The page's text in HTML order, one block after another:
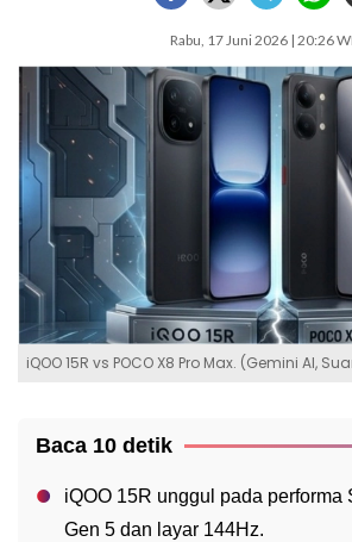
Rabu, 17 Juni 2026 | 20:26
iQOO 15R vs POCO X8 Pro Max. (Gemini AI,
Baca 10 detik
iQOO 15R unggul pada performa
Gen 5 dan layar 144Hz.